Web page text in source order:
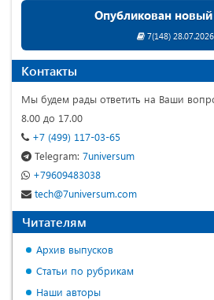
Опубликован
7(148)
Контакты
Мы будем рады ответить на Ваши
8.00 до 17.00
+7 (499) 117-03-65
Telegram: 7universum
+79609483038
tech@7universum.com
Читателям
Архив выпусков
Статьи по рубрикам
Наши авторы